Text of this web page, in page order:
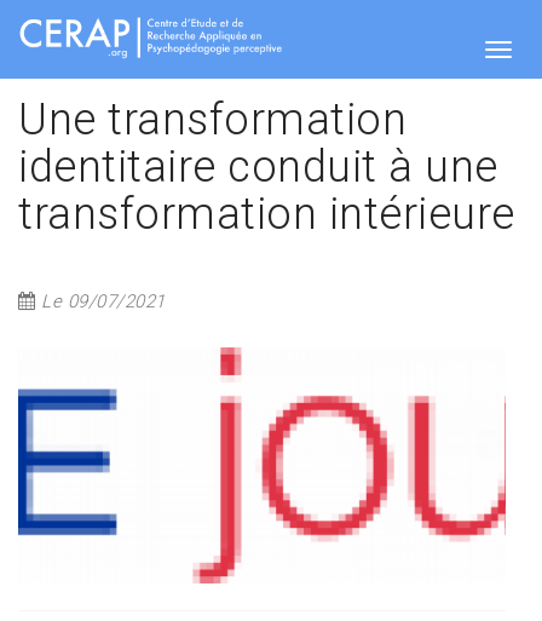
Aller
contenu
principal
Une transformation
identitaire conduit à une
transformation intérieure
Le 09/07/2021